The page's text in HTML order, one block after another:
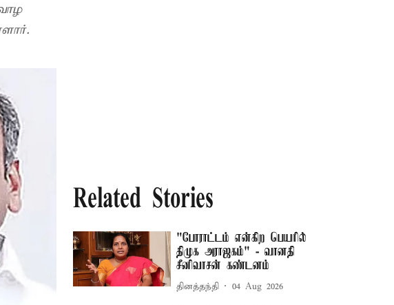
Related Stories
"போராட்டம் என்கிற பெயரில்
திமுக அராஜகம்" - வானதி
சீனிவாசன் கண்டனம்
தினத்தந்தி 04 Aug 2026